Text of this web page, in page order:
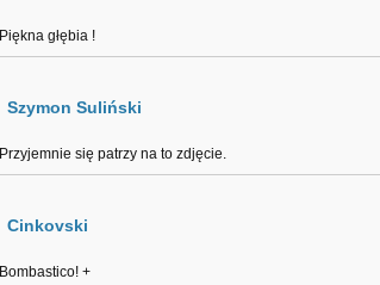
Piękna głębia !
Szymon Suliński
Przyjemnie się patrzy na to zdjęcie.
Cinkovski
Bombastico! +